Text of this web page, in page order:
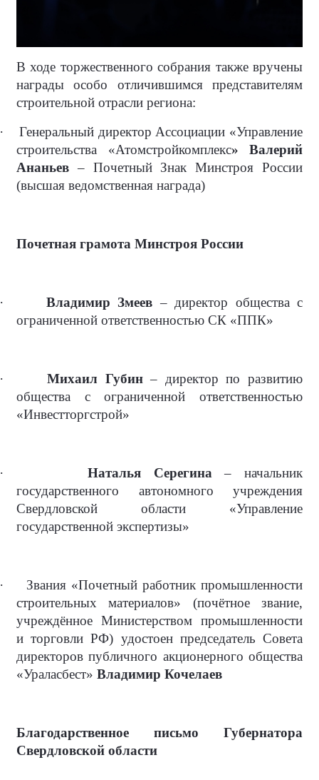
В ходе торжественного собрания также вручены
награды особо отличившимся представителям
строительной отрасли региона:
·
Генеральный директор Ассоциации «Управление
строительства «Атомстройкомплекс» Валерий
Ананьев – Почетный Знак Минстроя России
(высшая ведомственная награда)
Почетная грамота Минстроя России
· Владимир Змеев – директор общества с
ограниченной ответственностью СК «ППК»
· Михаил Губин– директор по развитию
общества с ограниченной ответственностью
«Инвестторгстрой»
· Наталья Серегина – начальник
государственного автономного учреждения
Свердловской области «Управление
государственной экспертизы»
·
Звания «Почетный работник промышленности
строительных материалов» (почётное звание,
учреждённое Министерством промышленности
и торговли РФ) удостоен председатель Совета
директоров публичного акционерного общества
«Ураласбест» Владимир Кочелаев
Благодарственное письмо Губернатора
Свердловской области